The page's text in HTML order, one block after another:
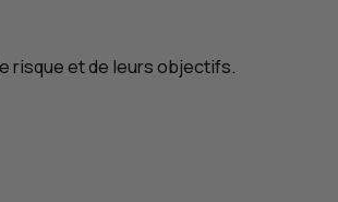
risque et de leurs objectifs.